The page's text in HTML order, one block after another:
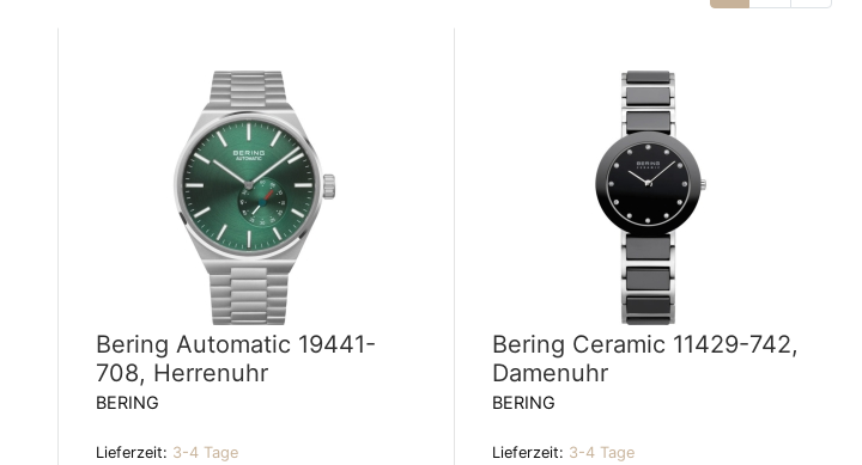
Bering Automatic 19441-
708, Herrenuhr
BERING
Lieferzeit: 3-4 Tage
Bering Ceramic 11429-742,
Damenuhr
BERING
Lieferzeit: 3-4 Tage